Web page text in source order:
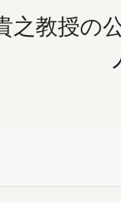
之教授の